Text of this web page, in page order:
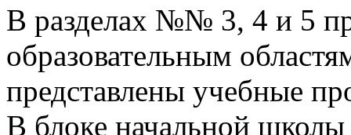
В разделах №№ 3, 4 и 5
образовательным
представлены учебные
В блоке начальной